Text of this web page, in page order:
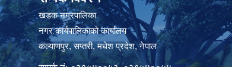
खडक नगरपालिका
नगर कार्यपालिकाको कार्यालय
कल्याणपुर, सप्तरी, मधेश प्रदेश, नेपाल